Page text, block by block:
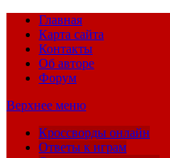
Главная
Карта сайта
Контакты
Об авторе
Форум
Верхнее меню
Кроссворды онлайн
Ответы к играм